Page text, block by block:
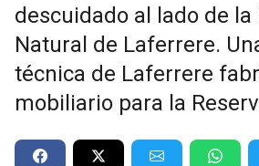
descuidado al lado de la
Natural de Laferrere.
técnica de Laferrere
mobiliario para la